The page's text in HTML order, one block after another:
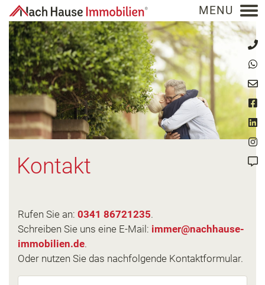
NACH HAUSE IMMOBILIEN
Kontakt
Rufen Sie an: 0341 86721235.
Schreiben Sie uns eine E-Mail:
.
Oder nutzen Sie das nachfolgende Kontaktformular.